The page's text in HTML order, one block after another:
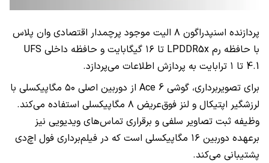
پردازنده اسنپدراگون ۸ الیت موجود پرچمدار اقتصادی وان پلاس
با حافظه رم LPDDR5x تا ۱۶ گیگابایت و حافظه داخلی UFS
4.1 تا ۱ ترابایت به پردازش اطلاعات می‌پردازد.
برای تصویربرداری، گوشی Ace 6 از دوربین اصلی ۵۰ مگاپیکسلی با
لرزشگیر اپتیکال و لنز فوق‌عریض ۸ مگاپیکسلی استفاده می‌کند.
وظیفه ثبت تصاویر سلفی و برقراری تماس‌های ویدیویی نیز
برعهده دوربین ۱۶ مگاپیکسلی است که در فیلم‌برداری فول‌ اچ‌دی
پشتیبانی می‌کند.